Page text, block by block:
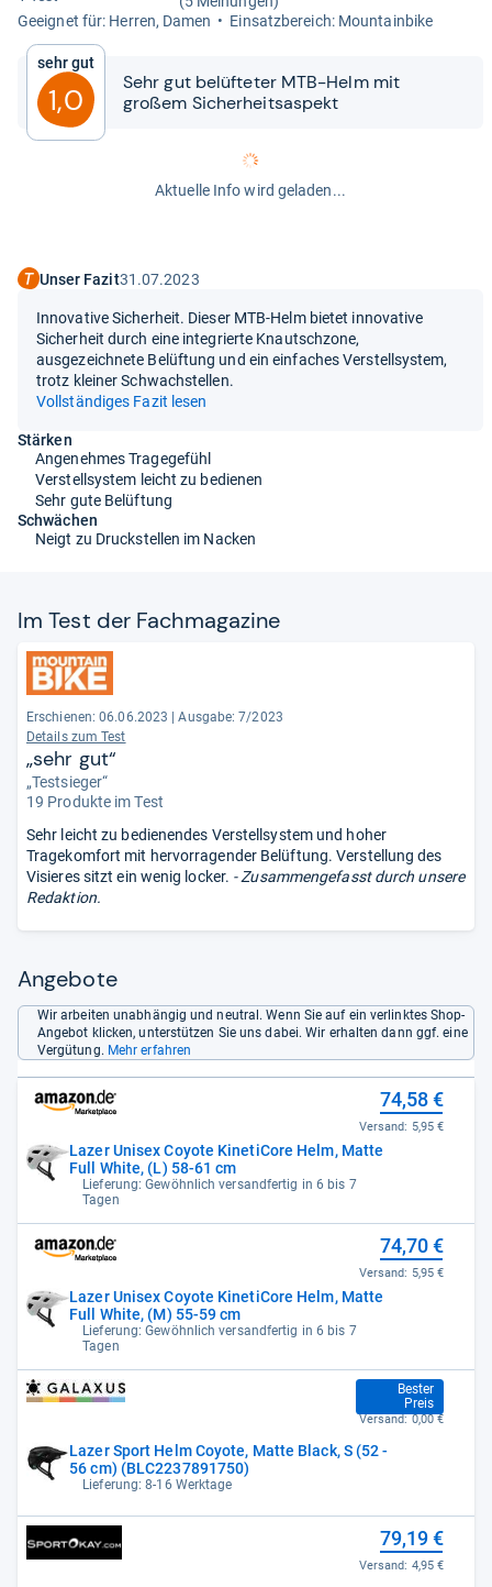
Geeig­net für: Her­ren, Damen
Ein­satz­be­reich: Moun­tain­bike
Sehr gut
1,0
Sehr gut belüf­te­ter MTB-​​Helm mit
großem Sicher­heits­a­spekt
Aktuelle Info wird geladen...
Unser Fazit31.07.2023
Innovative Sicherheit. Dieser MTB-Helm bietet innovative
Sicherheit durch eine integrierte Knautschzone,
ausgezeichnete Belüftung und ein einfaches Verstellsystem,
trotz kleiner Schwachstellen.
Vollständiges Fazit lesen
Stärken
Angenehmes Tragegefühl
Verstellsystem leicht zu bedienen
Sehr gute Belüftung
Schwächen
Neigt zu Druckstellen im Nacken
Im Test der Fach­ma­ga­zine
Erschienen: 06.06.2023 | Ausgabe: 7/2023
Details zum Test
„sehr gut“
„Testsieger“
19 Produkte im Test
Sehr leicht zu bedienendes Verstellsystem und hoher
Tragekomfort mit hervorragender Belüftung. Verstellung des
Visieres sitzt ein wenig locker. - Zusammengefasst durch unsere
Redaktion.
Angebote
Wir arbeiten unabhängig und neutral. Wenn Sie auf ein verlinktes Shop-
Angebot klicken, unterstützen Sie uns dabei. Wir erhalten dann ggf. eine
Vergütung. Mehr erfahren
Lazer Unisex Coyote KinetiCore Helm, Matte
Full White, (L) 58-61 cm
Lieferung: Gewöhnlich versandfertig in 6 bis 7
Tagen
74,58 €
Versand: 5,95 €
Lazer Unisex Coyote KinetiCore Helm, Matte
Full White, (M) 55-59 cm
Lieferung: Gewöhnlich versandfertig in 6 bis 7
Tagen
74,70 €
Versand: 5,95 €
Lazer Sport Helm Coyote, Matte Black, S (52 -
56 cm) (BLC2237891750)
Lieferung: 8-16 Werktage
Bester
Preis
77,91 €
Versand: 0,00 €
79,19 €
Versand: 4,95 €